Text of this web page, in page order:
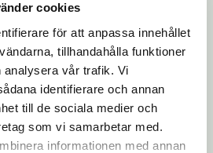
cookies
för att anpassa innehållet
tillhandahålla funktioner
vår trafik. Vi
identifierare och annan
till de sociala medier och
som vi samarbetar med.
informationen med annan
utbilda och
om säkerhetsrutiner och
förbättra sitt säkerhetsarbete.
det systematiska säkerhetsarbetet
risker och hantera